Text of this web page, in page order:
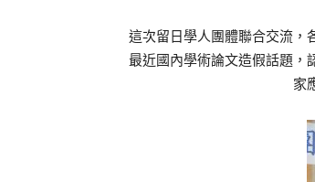
這次留日學人團體聯合交流，
最近國內學術論文造假話題，
家